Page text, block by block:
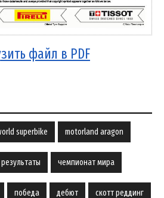
файл в PDF
superbike motorland aragon
результаты чемпионат мира
победа дебют скотт реддинг